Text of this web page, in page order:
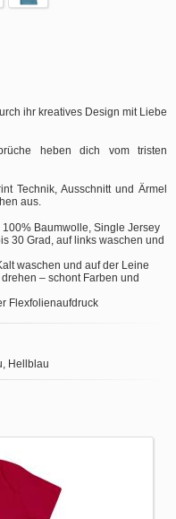
ihr kreatives Design mit Liebe
heben dich vom tristen
Technik, Ausschnitt und Ärmel
aus.
Baumwolle, Single Jersey
30 Grad, auf links waschen und
waschen und auf der Leine
– schont Farben und
Flexfolienaufdruck
Hellblau